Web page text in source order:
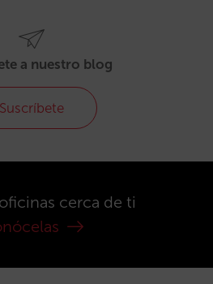
a nuestro blog
Suscríbete
cerca de ti